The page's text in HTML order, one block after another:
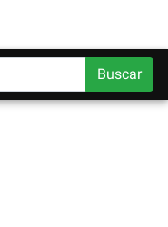
Buscar